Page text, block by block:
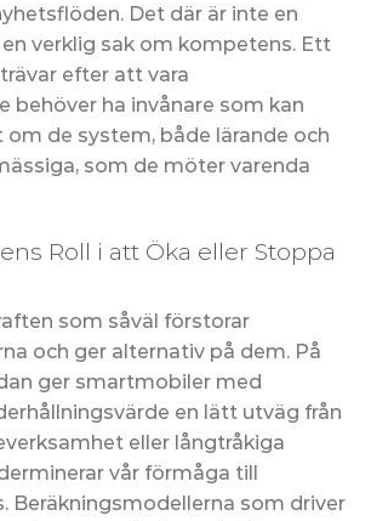
Det där är inte en
verklig sak om kompetens. Ett
efter att vara
behöver ha invånare som kan
om de system, både lärande och
som de möter varenda
Roll i att Öka eller Stoppa
som såväl förstorar
och ger alternativ på dem. På
ger smartmobiler med
en lätt utväg från
eller långtråkiga
vår förmåga till
Beräkningsmodellerna som driver